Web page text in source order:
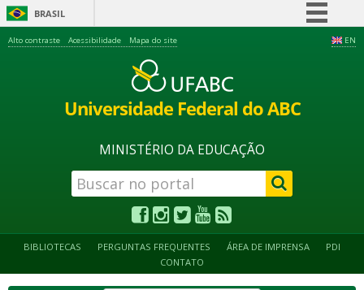
BRASIL
Acesso à informação
Legislação
Canais
EN
Alto contraste Acessibilidade Mapa do site
Universidade Federal do ABC
MINISTÉRIO DA EDUCAÇÃO
BIBLIOTECAS PERGUNTAS FREQUENTES ÁREA DE IMPRENSA
PDI
CONTATO